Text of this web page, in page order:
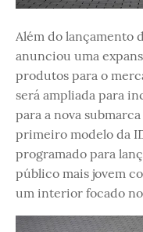
Além do lançamento
anunciou uma
produtos para o
será ampliada para
para a nova
primeiro modelo da
programado para
público mais jovem
um interior focado